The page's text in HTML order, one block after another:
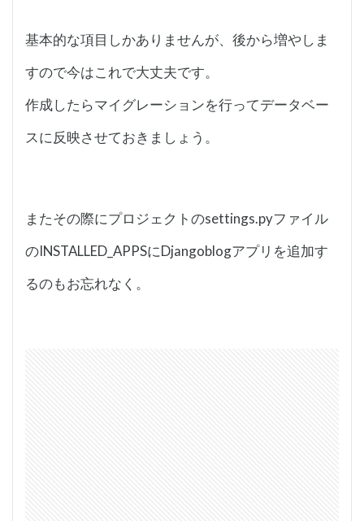
基本的な項目しかありませんが、後から増やしま
すので今はこれで大丈夫です。
作成したらマイグレーションを行ってデータベー
スに反映させておきましょう。
またその際にプロジェクトのsettings.pyファイル
のINSTALLED_APPSにDjangoblogアプリを追加す
るのもお忘れなく。